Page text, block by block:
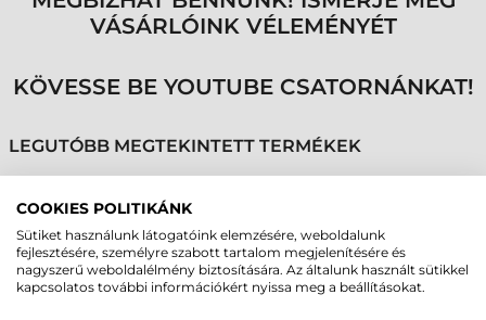
VÁSÁRLÓINK VÉLEMÉNYÉT
KÖVESSE BE YOUTUBE CSATORNÁNKAT!
LEGUTÓBB MEGTEKINTETT TERMÉKEK
HONEYWELL
NYOMTATÓFEJ, PX6I,
PX6IE, 12 DOTS/MM (300
DPI)
COOKIES POLITIKÁNK
Sütiket használunk látogatóink elemzésére, weboldalunk
fejlesztésére, személyre szabott tartalom megjelenítésére és
nagyszerű weboldalélmény biztosítására. Az általunk használt sütikkel
kapcsolatos további információkért nyissa meg a beállításokat.